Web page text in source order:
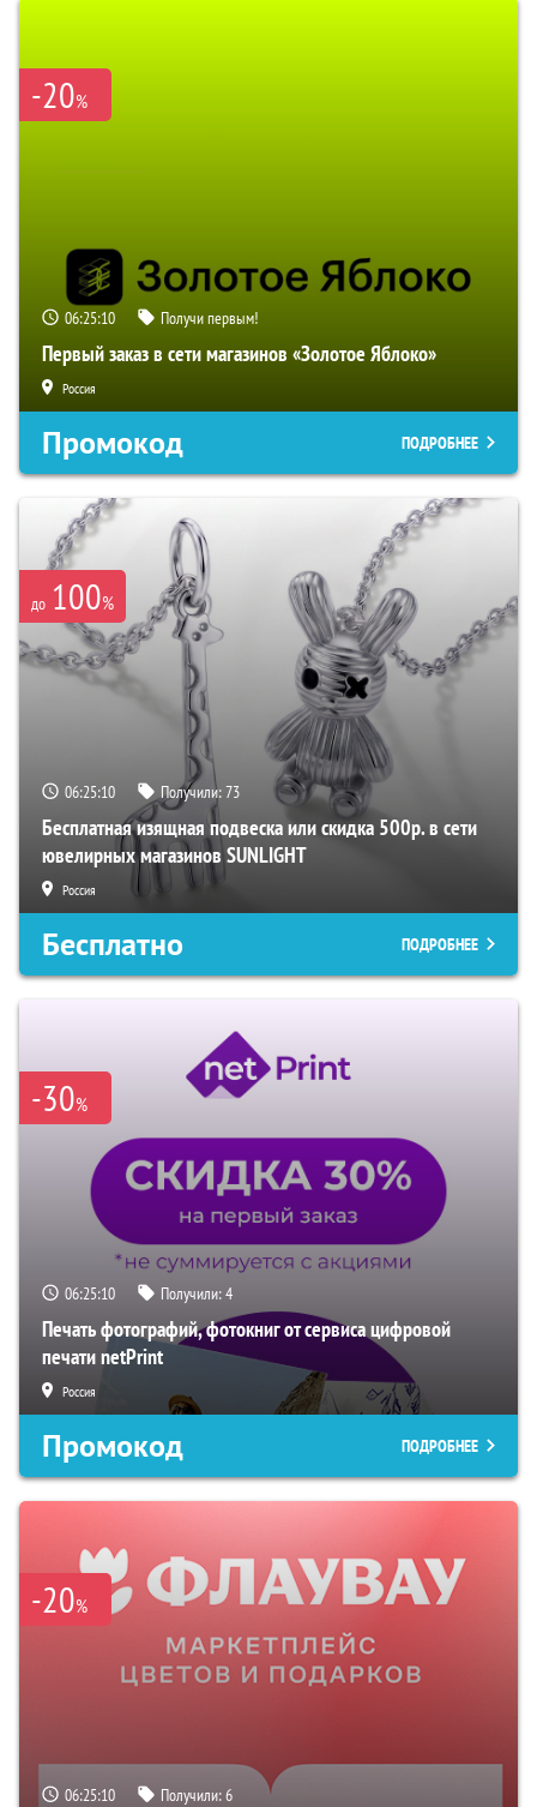
-20%
06:25:09 Получи первым!
Первый заказ в сети магазинов «Золотое Яблоко»
Россия
Промокод ПОДРОБНЕЕ
до 100%
06:25:09 Получили:73
Бесплатная изящная подвеска или скидка 500р. в сети
ювелирных магазинов SUNLIGHT
Россия
Бесплатно ПОДРОБНЕЕ
-30%
06:25:09 Получили:4
Печать фотографий, фотокниг от сервиса цифровой
печати netPrint
Россия
Промокод ПОДРОБНЕЕ
-20%
06:25:09 Получили:6